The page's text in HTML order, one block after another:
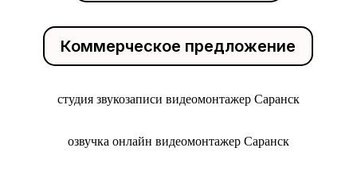
Коммерческое предложение
студия звукозаписи видеомонтажер Саранск
озвучка онлайн видеомонтажер Саранск